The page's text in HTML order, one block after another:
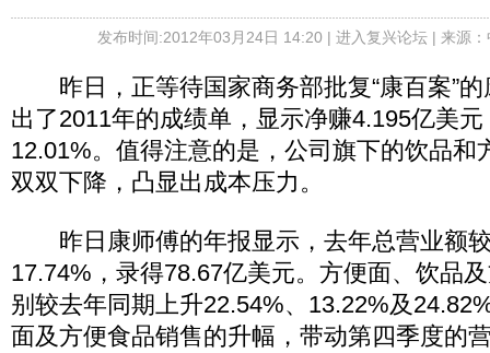
发布时间:2012年03月24日 14:20 | 进入复兴论坛| 来源
昨日，正等待国家商务部批复“康百案”的
出了2011年的成绩单，显示净赚4.195亿美
12.01%。值得注意的是，公司旗下的饮品和
双双下降，凸显出成本压力。
昨日康师傅的年报显示，去年总营业额
17.74%，录得78.67亿美元。方便面、饮品
别较去年同期上升22.54%、13.22%及
面及方便食品销售的升幅，带动第四季度的